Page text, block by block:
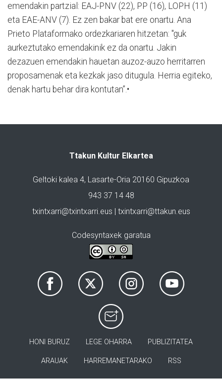
emendakin partzial: EAJ-PNV (22), PP (16), LOPH (11)
eta EAE-ANV (7). Ez zen bakar bat ere onartu. Ana
Prieto Plataformako ordezkariaren hitzetan: "guk
aurkeztutako emendakinik ez da onartu. Jakin
dezazuen emendakin hauetan auzoz-auzo herritarren
proposamenak eta kezkak jaso ditugula. Herria egiteko,
denak hartu behar dira kontutan”.•
Ttakun Kultur Elkartea
Geltoki kalea 4, Lasarte-Oria 20160 Gipuzkoa
943 37 14 48
txintxarri@txintxarri.eus | txintxarri@ttakun.eus
Codesyntaxek garatua
HONI BURUZ LEGE OHARRA PUBLIZITATEA
ARAUAK HARREMANETARAKO RSS